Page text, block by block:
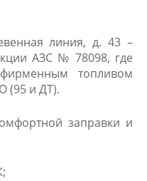
линия, д. 43 –
АЗС № 78098, где
топливом
(95 и ДТ).
заправки и